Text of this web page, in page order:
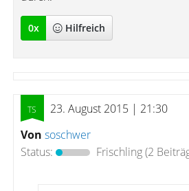
0x Hilfreich
23. August 2015 | 21:30
Von soschwer
Status:
Frischling(2